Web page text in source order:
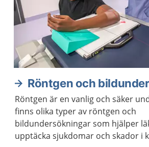
Röntgen och
Röntgen är en vanlig och säker
finns olika typer av röntgen och
bildundersökningar som hjälper
upptäcka sjukdomar och skador i